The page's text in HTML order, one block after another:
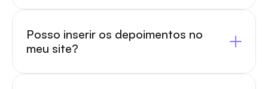
Posso inserir os depoimentos no
meu site?